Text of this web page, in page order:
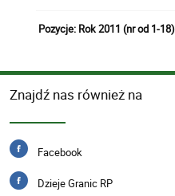
Pozycje: Rok 2011 (nr od 1-18)
Znajdź nas również na
Facebook
Dzieje Granic RP